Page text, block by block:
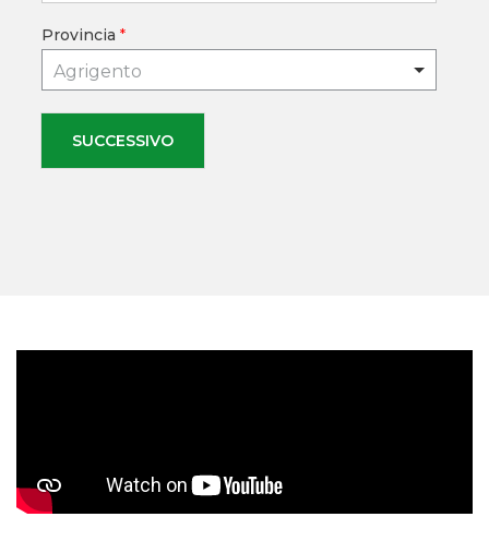
Provincia *
Agrigento
SUCCESSIVO